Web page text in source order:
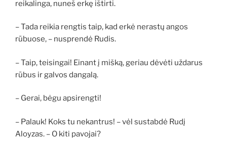
reikalinga, nuneš erkę ištirti.
– Tada reikia rengtis taip, kad erkė nerastų angos
rūbuose, – nusprendė Rudis.
– Taip, teisingai! Einant į mišką, geriau dėvėti uždarus
rūbus ir galvos dangalą.
– Gerai, bėgu apsirengti!
– Palauk! Koks tu nekantrus! – vėl sustabdė Rudį
Aloyzas. – O kiti pavojai?